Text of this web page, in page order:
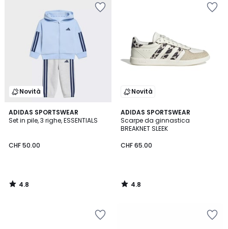
Novità
ADIDAS SPORTSWEAR
Set in pile, 3 righe, ESSENTIALS
CHF 50.00
4.8
/ 5
4.8
/
Novità
ADIDAS SPORTSWEAR
Scarpe da ginnastica
BREAKNET SLEEK
CHF 65.00
4.8
/ 5
4.8
/